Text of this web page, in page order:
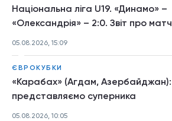
Національна ліга U19. «Динамо» –
«Олександрія» – 2:0. Звіт про матч
05.08.2026, 15:09
ЄВРОКУБКИ
«Карабах» (Агдам, Азербайджан):
представляємо суперника
05.08.2026, 10:05